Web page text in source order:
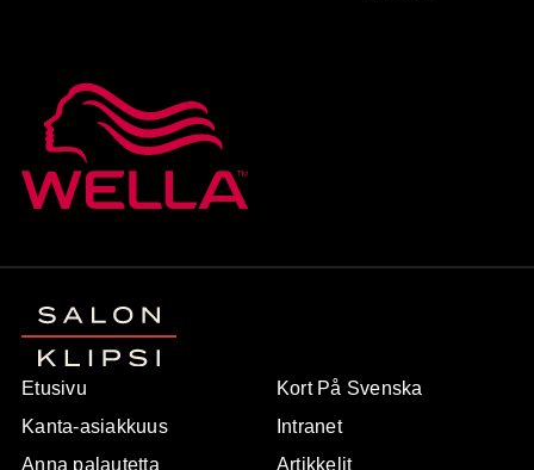
Etusivu
Kanta-asiakkuus
Anna palautetta
Kort På Svenska
Intranet
Artikkelit